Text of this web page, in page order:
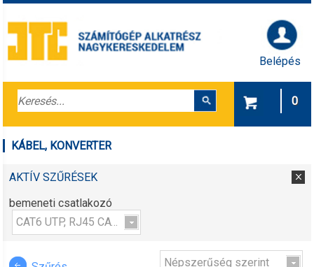
Belépés
0
KÁBEL, KONVERTER
AKTÍV SZŰRÉSEK
bemeneti csatlakozó
CAT6 UTP, RJ45 CAT5 UTP, RJ45 CAT5e fordított UTP, RJ45 CAT5e UTP, RJ45 CAT6 UTP
Népszerűség szerint